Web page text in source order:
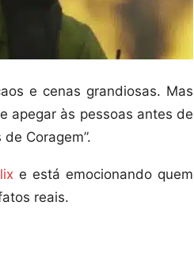
e cenas grandiosas. Mas
apegar às pessoas antes de
Coragem”.
e está emocionando quem
reais.